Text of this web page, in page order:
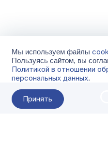
Мы используем файлы
Пользуясь сайтом, вы
Политикой в отношении
персональных данных.
Принять